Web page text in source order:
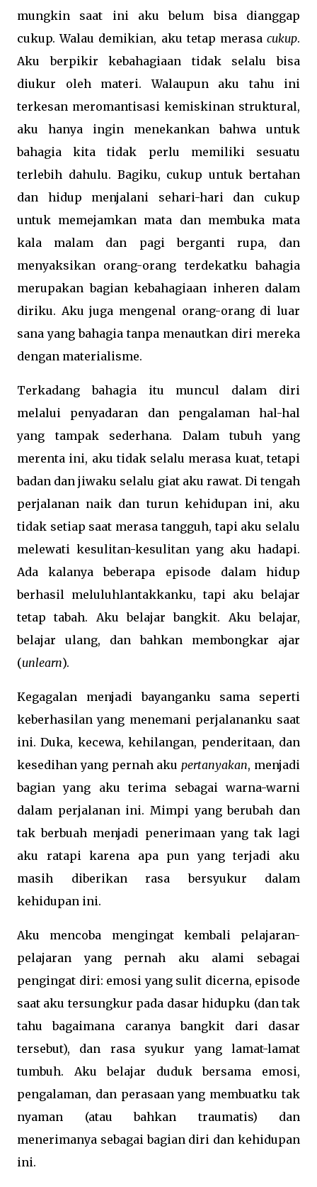
mungkin saat ini aku belum bisa dianggap
cukup. Walau demikian, aku tetap merasa cukup.
Aku berpikir kebahagiaan tidak selalu bisa
diukur oleh materi. Walaupun aku tahu ini
terkesan meromantisasi kemiskinan struktural,
aku hanya ingin menekankan bahwa untuk
bahagia kita tidak perlu memiliki sesuatu
terlebih dahulu. Bagiku, cukup untuk bertahan
dan hidup menjalani sehari-hari dan cukup
untuk memejamkan mata dan membuka mata
kala malam dan pagi berganti rupa, dan
menyaksikan orang-orang terdekatku bahagia
merupakan bagian kebahagiaan inheren dalam
diriku. Aku juga mengenal orang-orang di luar
sana yang bahagia tanpa menautkan diri mereka
dengan materialisme.
Terkadang bahagia itu muncul dalam diri
melalui penyadaran dan pengalaman hal-hal
yang tampak sederhana. Dalam tubuh yang
merenta ini, aku tidak selalu merasa kuat, tetapi
badan dan jiwaku selalu giat aku rawat. Di tengah
perjalanan naik dan turun kehidupan ini, aku
tidak setiap saat merasa tangguh, tapi aku selalu
melewati kesulitan-kesulitan yang aku hadapi.
Ada kalanya beberapa episode dalam hidup
berhasil meluluhlantakkanku, tapi aku belajar
tetap tabah. Aku belajar bangkit. Aku belajar,
belajar ulang, dan bahkan membongkar ajar
(unlearn).
Kegagalan menjadi bayanganku sama seperti
keberhasilan yang menemani perjalananku saat
ini. Duka, kecewa, kehilangan, penderitaan, dan
kesedihan yang pernah akupertanyakan, menjadi
bagian yang aku terima sebagai warna-warni
dalam perjalanan ini. Mimpi yang berubah dan
tak berbuah menjadi penerimaan yang tak lagi
aku ratapi karena apa pun yang terjadi aku
masih diberikan rasa bersyukur dalam
kehidupan ini.
Aku mencoba mengingat kembali pelajaran-
pelajaran yang pernah aku alami sebagai
pengingat diri: emosi yang sulit dicerna, episode
saat aku tersungkur pada dasar hidupku (dan tak
tahu bagaimana caranya bangkit dari dasar
tersebut), dan rasa syukur yang lamat-lamat
tumbuh. Aku belajar duduk bersama emosi,
pengalaman, dan perasaan yang membuatku tak
nyaman (atau bahkan traumatis) dan
menerimanya sebagai bagian diri dan kehidupan
ini.